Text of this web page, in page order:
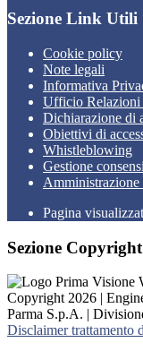
Sezione Link Utili
Cookie policy
Note legali
Informativa
Ufficio
Dichiarazione di
Obiettivi di
Whistleblowing
Gestione
Amministrazione
Pagina
Sezione Copyright
Copyright 2026 |
Parma S.p.A. |
Disclaimer trattamento